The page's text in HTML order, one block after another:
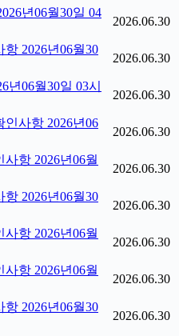
년06월30일 04
2026.06.30
2026년06월30
2026.06.30
년06월30일 03시
2026.06.30
사항 2026년06
2026.06.30
항 2026년06월
2026.06.30
2026년06월30
2026.06.30
항 2026년06월
2026.06.30
항 2026년06월
2026.06.30
2026년06월30
2026.06.30